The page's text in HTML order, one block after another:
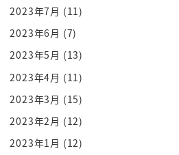
勇気よね 私だったらできな
のですね こんなのとこにこん
すごい でもね韓国の人もすご
民主主義を脅かすな 戒厳令を
国会に軍 そんなことさせてた
言って そんな大騒動やってる
よ 兵士何人突入したか なん
入ったっていうんですよ とこ
2023年7月 (11)
2023年6月 (7)
2023年5月 (13)
2023年4月 (11)
2023年3月 (15)
2023年2月 (12)
2023年1月 (12)